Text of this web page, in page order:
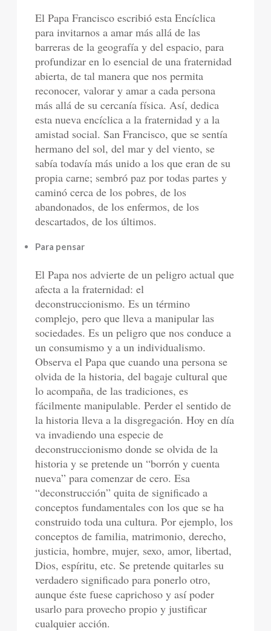
El Papa Francisco escribió esta Encíclica
para invitarnos a amar más allá de las
barreras de la geografía y del espacio, para
profundizar en lo esencial de una fraternidad
abierta, de tal manera que nos permita
reconocer, valorar y amar a cada persona
más allá de su cercanía física. Así, dedica
esta nueva encíclica a la fraternidad y a la
amistad social. San Francisco, que se sentía
hermano del sol, del mar y del viento, se
sabía todavía más unido a los que eran de su
propia carne; sembró paz por todas partes y
caminó cerca de los pobres, de los
abandonados, de los enfermos, de los
descartados, de los últimos.
Para pensar
El Papa nos advierte de un peligro actual que
afecta a la fraternidad: el
deconstruccionismo. Es un término
complejo, pero que lleva a manipular las
sociedades. Es un peligro que nos conduce a
un consumismo y a un individualismo.
Observa el Papa que cuando una persona se
olvida de la historia, del bagaje cultural que
lo acompaña, de las tradiciones, es
fácilmente manipulable. Perder el sentido de
la historia lleva a la disgregación. Hoy en día
va invadiendo una especie de
deconstruccionismo donde se olvida de la
historia y se pretende un “borrón y cuenta
nueva” para comenzar de cero. Esa
“deconstrucción” quita de significado a
conceptos fundamentales con los que se ha
construido toda una cultura. Por ejemplo, los
conceptos de familia, matrimonio, derecho,
justicia, hombre, mujer, sexo, amor, libertad,
Dios, espíritu, etc. Se pretende quitarles su
verdadero significado para ponerlo otro,
aunque éste fuese caprichoso y así poder
usarlo para provecho propio y justificar
cualquier acción.